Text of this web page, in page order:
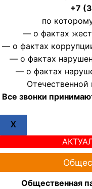
+7
по
— о фактах
— о фактах
— о фактах
— о фактах
Все звонки
X
Общественная